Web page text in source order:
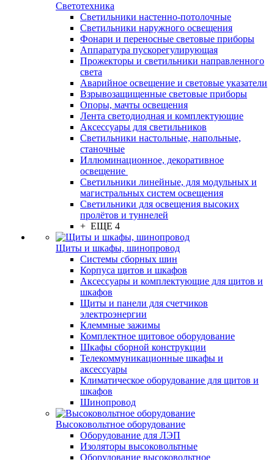
Светотехника
Светильники настенно-потолочные
Светильники наружного освещения
Фонари и переносные световые приборы
Аппаратура пускорегулирующая
Прожекторы и светильники направленного
света
Аварийное освещение и световые указатели
Взрывозащищенные световые приборы
Опоры, мачты освещения
Лента светодиодная и комплектующие
Аксессуары для светильников
Светильники настольные, напольные,
станочные
Иллюминационное, декоративное
освещение
Светильники линейные, для модульных и
магистральных систем освещения
Светильники для освещения высоких
пролётов и туннелей
+ ЕЩЕ 4
Щиты и шкафы, шинопровод
Системы сборных шин
Корпуса щитов и шкафов
Аксессуары и комплектующие для щитов и
шкафов
Щиты и панели для счетчиков
электроэнергии
Клеммные зажимы
Комплектное щитовое оборудование
Шкафы сборной конструкции
Телекоммуникационные шкафы и
аксессуары
Климатическое оборудование для щитов и
шкафов
Шинопровод
Высоковольтное оборудование
Оборудование для ЛЭП
Изоляторы высоковольтные
Оборудование высоковольтное